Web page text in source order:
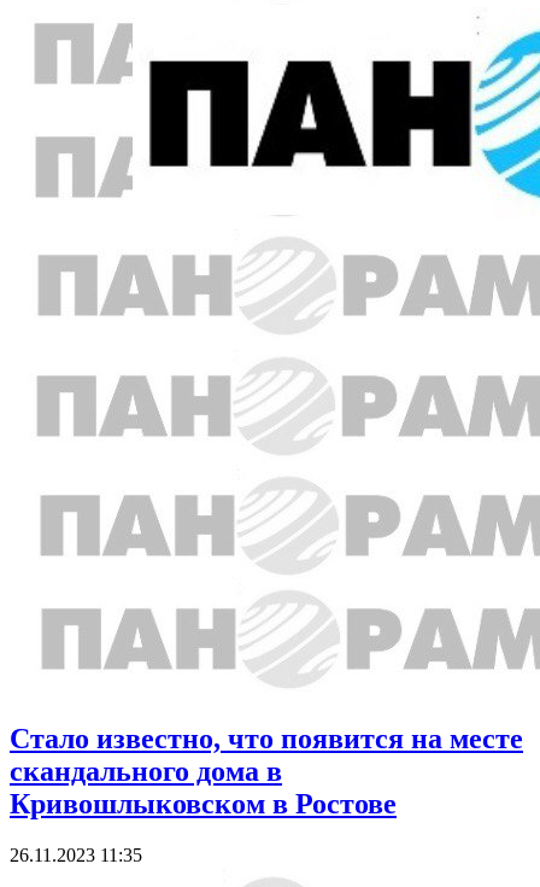
Стало известно, что появится на месте
скандального дома в
Кривошлыковском в Ростове
26.11.2023 11:35